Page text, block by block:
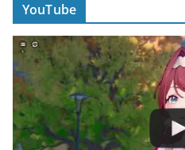
YouTube